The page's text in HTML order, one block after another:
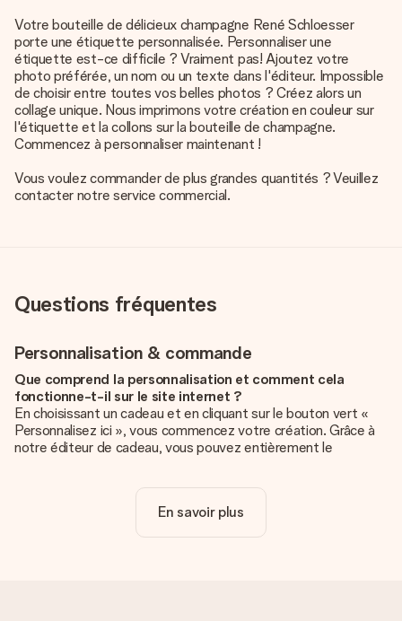
Votre bouteille de délicieux champagne René Schloesser
porte une étiquette personnalisée. Personnaliser une
étiquette est-ce difficile ? Vraiment pas! Ajoutez votre
photo préférée, un nom ou un texte dans l'éditeur. Impossible
de choisir entre toutes vos belles photos ? Créez alors un
collage unique. Nous imprimons votre création en couleur sur
l'étiquette et la collons sur la bouteille de champagne.
Commencez à personnaliser maintenant !
Vous voulez commander de plus grandes quantités ? Veuillez
contacter notre service commercial.
Questions fréquentes
Personnalisation & commande
Que comprend la personnalisation et comment cela
fonctionne-t-il sur le site internet ?
En choisissant un cadeau et en cliquant sur le bouton vert «
Personnalisez ici », vous commencez votre création. Grâce à
notre éditeur de cadeau, vous pouvez entièrement le
unique pour ajouter une touche finale à votre cadeau.
La personnalisation est-elle comprise dans le prix ?
En savoir plus